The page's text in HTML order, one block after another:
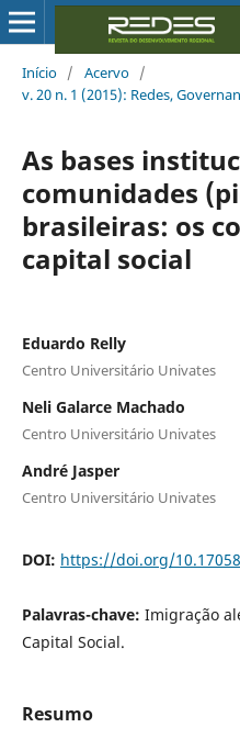
Início / Acervo /
v. 20 n. 1 (2015): Redes,
As bases
comunidades
brasileiras: os
capital social
Eduardo Relly
Centro Universitário Univates
Neli Galarce Machado
Centro Universitário Univates
André Jasper
Centro Universitário Univates
DOI: https://doi.org/
Palavras-chave: Imigração
Capital Social.
Resumo